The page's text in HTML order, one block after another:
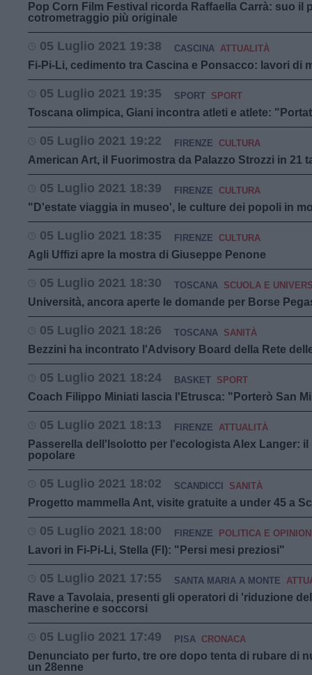
Pop Corn Film Festival ricorda Raffaella Carrà: suo il
cotrometraggio più originale
05 Luglio 2021 19:38 CASCINA ATTUALITÀ
Fi-Pi-Li, cedimento tra Cascina e Ponsacco: lavori di
05 Luglio 2021 19:35 SPORT SPORT
Toscana olimpica, Giani incontra atleti e atlete:
05 Luglio 2021 19:22 FIRENZE CULTURA
American Art, il Fuorimostra da Palazzo Strozzi in 21
05 Luglio 2021 18:39 FIRENZE CULTURA
"D'estate viaggia in museo', le culture dei popoli in
05 Luglio 2021 18:35 FIRENZE CULTURA
Agli Uffizi apre la mostra di Giuseppe Penone
05 Luglio 2021 18:30 TOSCANA SCUOLA E
Università, ancora aperte le domande per Borse
05 Luglio 2021 18:26 TOSCANA SANITÀ
Bezzini ha incontrato l'Advisory Board della Rete
05 Luglio 2021 18:24 BASKET SPORT
Coach Filippo Miniati lascia l'Etrusca: "Porterò San
05 Luglio 2021 18:13 FIRENZE ATTUALITÀ
Passerella dell'Isolotto per l'ecologista Alex Langer:
popolare
05 Luglio 2021 18:02 SCANDICCI SANITÀ
Progetto mammella Ant, visite gratuite a under 45 a
05 Luglio 2021 18:00 FIRENZE POLITICA E
Lavori in Fi-Pi-Li, Stella (FI): "Persi mesi preziosi"
05 Luglio 2021 17:55 SANTA MARIA A MONTE
Rave a Tavolaia, presenti gli operatori di 'riduzione
mascherine e soccorsi
05 Luglio 2021 17:49 PISA CRONACA
Denunciato per furto, tre ore dopo tenta di rubare di
un 28enne